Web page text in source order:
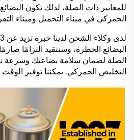
للمعايير ذات الصلة، لذلك تكون
الجمركي في ميناء التحميل وميناء
البضائع الخطرة، وسنتقيد التزامًا
الصلة لضمان سلامة بضاعتك وسرعة
التخليص الجمركي. يمكننا توفير الوقت